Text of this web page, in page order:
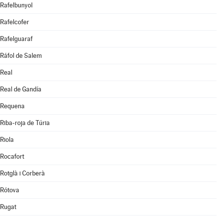
Rafelbunyol
Rafelcofer
Rafelguaraf
Ráfol de Salem
Real
Real de Gandía
Requena
Riba-roja de Túria
Riola
Rocafort
Rotglà i Corberà
Rótova
Rugat